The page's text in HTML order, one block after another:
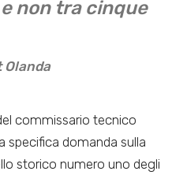
non tra cinque
Olanda
commissario tecnico
specifica domanda sulla
storico numero uno degli